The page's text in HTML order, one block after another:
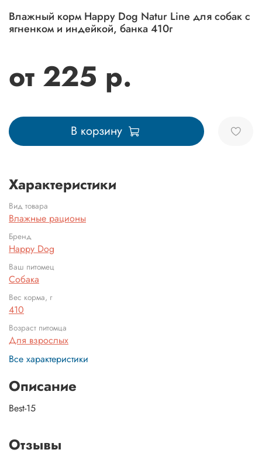
Влажный корм Happy Dog Natur Line для собак с
ягненком и индейкой, банка 410г
от 225 р.
В корзину
Характеристики
Вид товара
Влажные рационы
Бренд
Happy Dog
Ваш питомец
Собака
Вес корма, г
410
Возраст питомца
Для взрослых
Все характеристики
Описание
Best-15
Отзывы